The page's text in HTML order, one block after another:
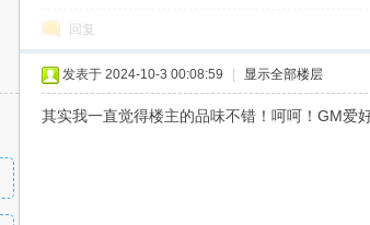
回复
发表于 2024-10-3 00:08:59 显示全部楼层
其实我一直觉得楼主的品味不错！呵呵！GM爱